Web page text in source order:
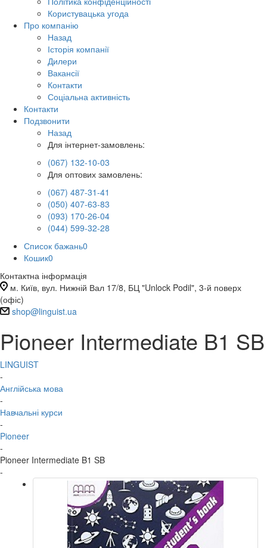
Користувацька угода
Про компанію
Назад
Історія компанії
Дилери
Вакансії
Контакти
Соціальна активність
Контакти
Подзвонити
Назад
Для інтернет-замовлень:
(067) 132-10-03
Для оптових замовлень:
(067) 487-31-41
(050) 407-63-83
(093) 170-26-04
(044) 599-32-28
Список бажань0
Кошик0
Контактна інформація
м. Київ, вул. Нижній Вал 17/8, БЦ "Unlock Podil", 3-й поверх
(офіс)
shop@linguist.ua
Pioneer Intermediate B1 SB
LINGUIST
-
Англійська мова
-
Навчальні курси
-
Pioneer
-
Pioneer Intermediate B1 SB
-